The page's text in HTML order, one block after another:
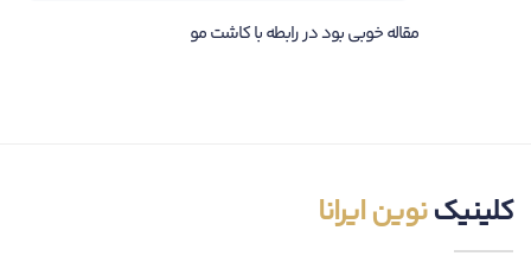
مقاله خوبی بود در رابطه با کاشت مو
کلینیکنوین ایرانا